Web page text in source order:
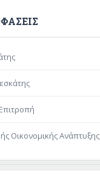
Οικονομικής Ανάπτυξης